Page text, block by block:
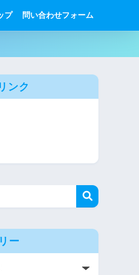
プ 問い合わせフォーム
ンク
ー